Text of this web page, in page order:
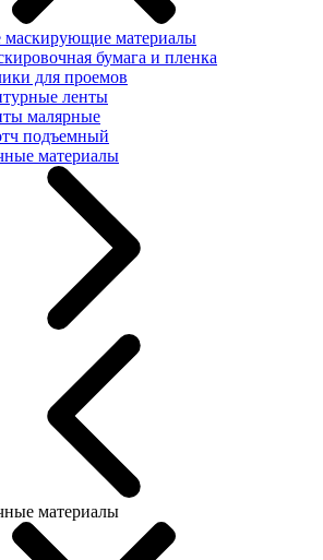
маскирующие материалы
бумага и пленка
для проемов
ленты
малярные
подъемный
материалы
материалы